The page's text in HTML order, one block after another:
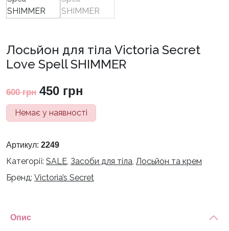
Лосьйон для тіла Victoria Secret
Love Spell SHIMMER
600грн Оригінальна
ціна:
450 грн
ціна:
Немає у наявності
Артикул: 2249
Категорії: SALE, Засоби для тіла, Лосьйон та крем
Бренд: Victoria’s Secret
Опис